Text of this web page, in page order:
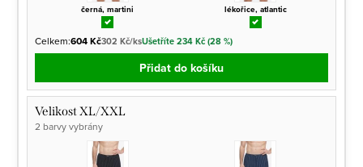
černá, martini lékořice, atlantic
Celkem:604 Kč302 Kč/ksUšetříte 234 Kč (28 %)
Přidat do košíku
Velikost XL/XXL
2 barvy vybrány